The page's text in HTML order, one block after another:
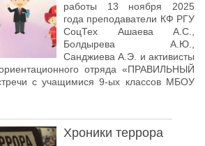
общество
студентов
трудоустройству выпускников
процесса
работы 13 ноября 2025
года преподаватели КФ РГУ
СоцТех Ашаева А.С.,
Болдырева А.Ю.,
Санджиева А.Э. и активисты
отряда «ПРАВИЛЬНЫЙ
с учащимися 9-ых классов МБОУ
Хроники террора